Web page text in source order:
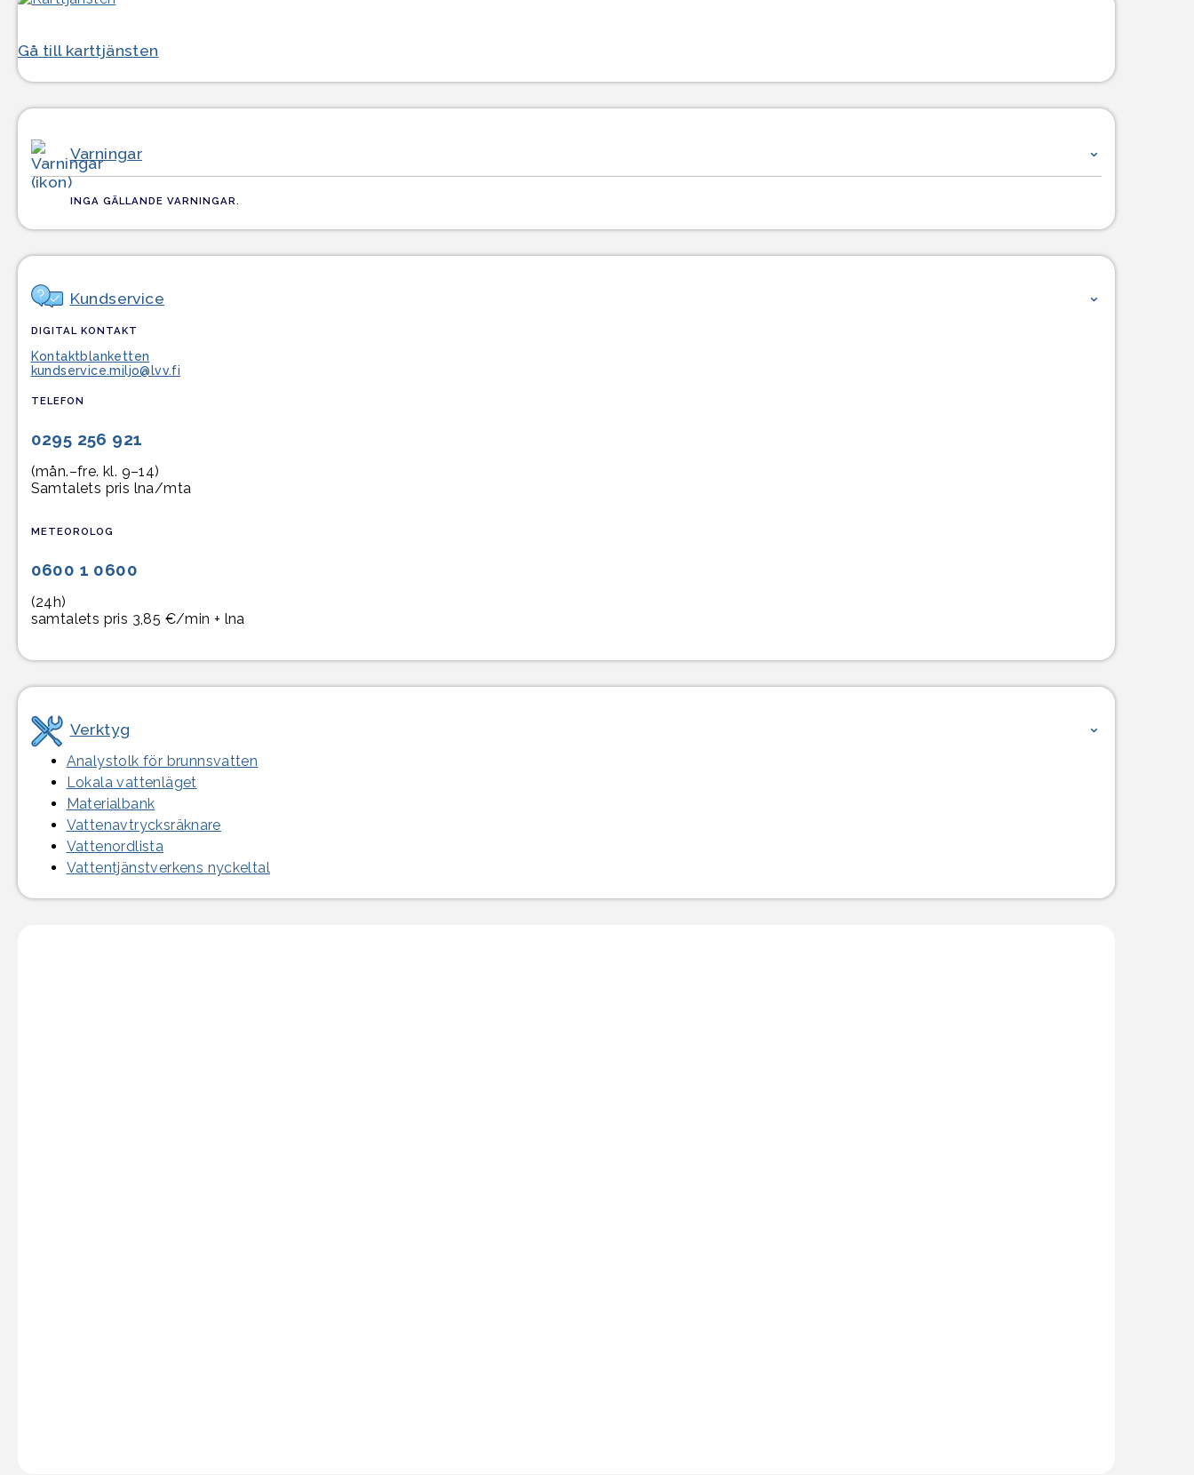
Gå till karttjänsten
Varningar
INGA GÄLLANDE VARNINGAR.
Kundservice
DIGITAL KONTAKT
Kontaktblanketten
kundservice.miljo@lvv.fi
TELEFON
0295 256 921
(mån.–fre. kl. 9–14)
Samtalets pris lna/mta
METEOROLOG
0600 1 0600
(24h)
samtalets pris 3,85 €/min + lna
Verktyg
Analystolk för brunnsvatten
Lokala vattenläget
Materialbank
Vattenavtrycksräknare
Vattenordlista
Vattentjänst­verkens nyckeltal